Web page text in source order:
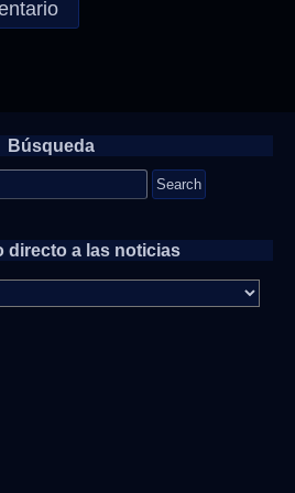
Búsqueda
directo a las noticias